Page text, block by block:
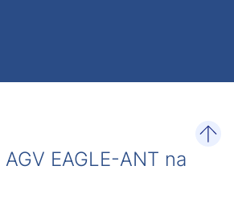
EAGLE-ANT na